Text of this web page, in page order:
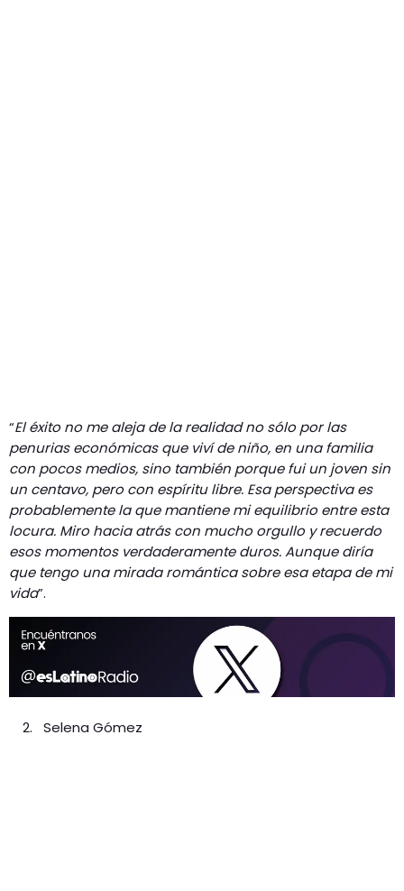
“El éxito no me aleja de la realidad no sólo por las
penurias económicas que viví de niño, en una familia
con pocos medios, sino también porque fui un joven sin
un centa­vo, pero con espíritu libre. Esa perspectiva es
probablemen­te la que mantiene mi equilibrio entre esta
locura. Miro hacia atrás con mucho orgullo y recuerdo
esos momentos verdaderamente duros. Aunque diría
que tengo una mirada romántica sobre esa etapa de mi
vida”.
Selena Gómez